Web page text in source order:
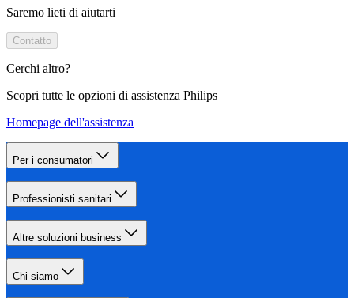
Saremo lieti di aiutarti
Contatto
Cerchi altro?
Scopri tutte le opzioni di assistenza Philips
Homepage dell'assistenza
Per i consumatori
Professionisti sanitari
Altre soluzioni business
Chi siamo